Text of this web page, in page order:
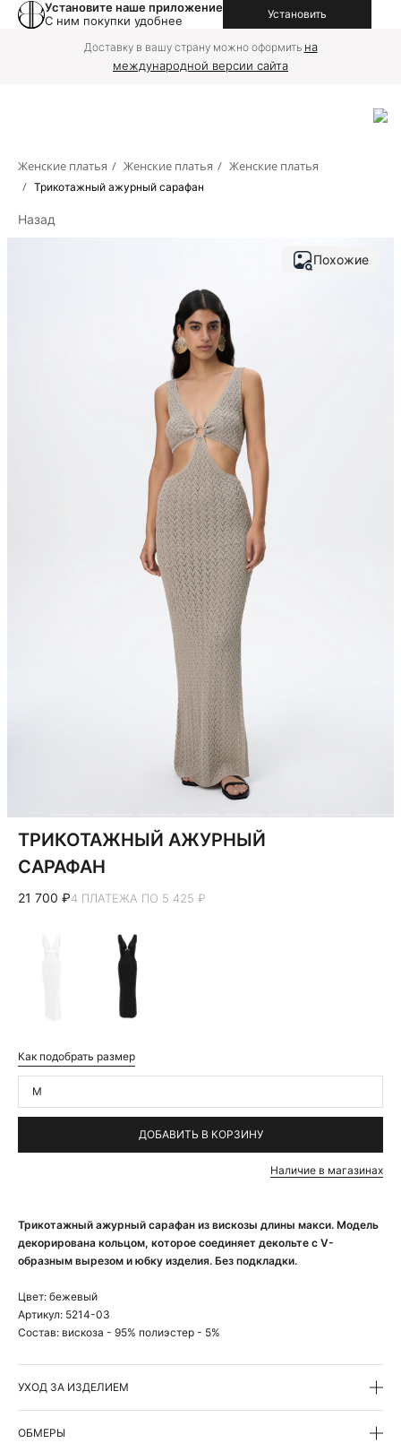
Установите наше приложение
С ним покупки удобнее
Установить
Доставку в вашу страну можно оформить на
международной версии сайта
Женские платья / Женские платья / Женские платья
/ Трикотажный ажурный сарафан
Назад
Трикотажный ажурный сарафан из вискозы длины макси. Модель
декорирована кольцом, которое соединяет декольте с V-
образным вырезом и юбку изделия. Без подкладки.
Цвет: бежевый
Артикул: 5214-03
Состав: вискоза - 95% полиэстер - 5%
УХОД ЗА ИЗДЕЛИЕМ
ОБМЕРЫ
Похожие
ТРИКОТАЖНЫЙ АЖУРНЫЙ
САРАФАН
21 700 ₽4 ПЛАТЕЖА ПО 5 425 ₽
Как подобрать размер
M
ДОБАВИТЬ В КОРЗИНУ
Наличие в магазинах